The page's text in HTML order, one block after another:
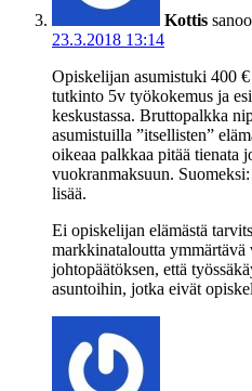
Kottis
23.3.2018 13:14
Opiskelijan asumistuki 400
tutkinto 5v työkokemus ja
keskustassa. Bruttopalkka
asumistuilla ”itsellisten”
oikeaa palkkaa pitää tienata
vuokranmaksuun.
lisää.
Ei opiskelijan elämästä
markkinataloutta ymmärtävä
johtopäätöksen, että
asuntoihin, jotka eivät